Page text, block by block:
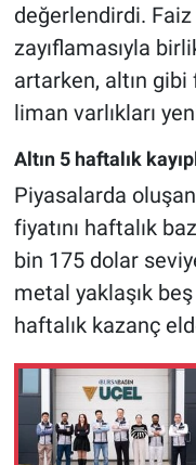
değerlendirdi. Faiz
zayıflamasıyla
artarken, altın
liman varlıkları
Altın 5 haftalık
Piyasalarda
fiyatını haftalık
bin 175 dolar
metal yaklaşık
haftalık kazanç